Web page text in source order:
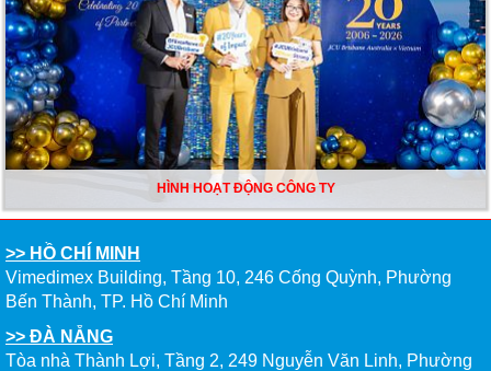
HÌNH HOẠT ĐỘNG CÔNG TY
>> HỒ CHÍ MINH
Vimedimex Building, Tầng 10, 246 Cống Quỳnh, Phường
Bến Thành, TP. Hồ Chí Minh
>> ĐÀ NẴNG
Tòa nhà Thành Lợi, Tầng 2, 249 Nguyễn Văn Linh, Phường